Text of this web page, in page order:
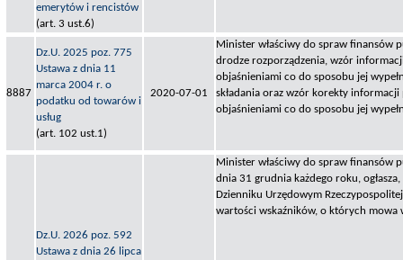
emerytów i rencistów
(art. 3 ust.6)
8887
Dz.U. 2025 poz. 775
Ustawa z dnia 11
marca 2004 r. o
podatku od towarów i
usług
(art. 102 ust.1)
2020-07-01
Minister właściwy do spraw finansów
drodze rozporządzenia, wzór
objaśnieniami co do sposobu jej
składania oraz wzór korekty
objaśnieniami co do sposobu jej
Dz.U. 2026 poz. 592
Ustawa z dnia 26 lipca
Minister właściwy do spraw finansów
dnia 31 grudnia każdego roku,
Dzienniku Urzędowym
wartości wskaźników, o których mowa